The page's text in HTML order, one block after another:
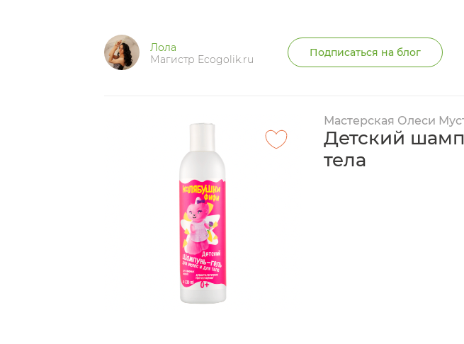
Лола
Магистр Ecogolik.ru
Подписаться на блог
Мастерская Олеси
Детский
тела